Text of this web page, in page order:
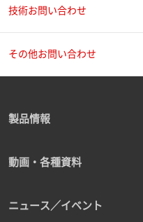
技術お問い合わせ
その他お問い合わせ
製品情報
動画・各種資料
ニュース／イベント